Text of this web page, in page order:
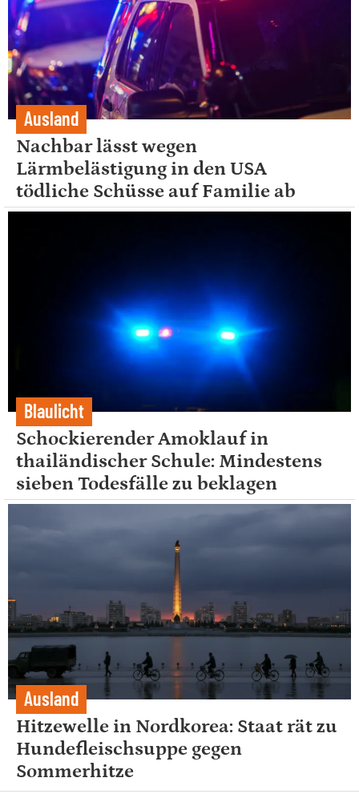
Ausland
Nachbar lässt wegen
Lärmbelästigung in den USA
tödliche Schüsse auf Familie ab
Blaulicht
Schockierender Amoklauf in
thailändischer Schule: Mindestens
sieben Todesfälle zu beklagen
Ausland
Hitzewelle in Nordkorea: Staat rät zu
Hundefleischsuppe gegen
Sommerhitze